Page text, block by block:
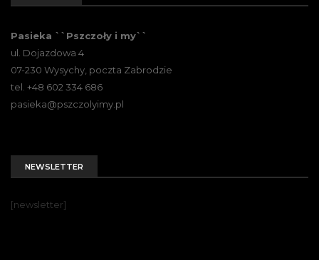
Pasieka ``Pszczoły i my``
ul. Dojazdowa 4
07-230 Wysychy, poczta Zabrodzie
tel. +48 602 334 686
pasieka@pszczolyimy.pl
NEWSLETTER
[newsletter]